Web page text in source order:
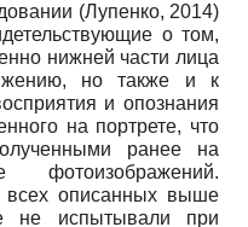
(Лупенко, 2014)
о том,
нижней части лица
но также и к
и опознания
на портрете, что
ранее на
фотоизображений.
всех описанных выше
не испытывали при